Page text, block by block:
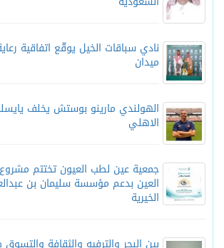
نادي سباقات الخيل يوقّع اتفاقية
ميدان
الهولندي مارينو بوستش يخلف
الاهلي
جمعية عين لطب العيون تختتم
العين بدعم مؤسسة سليمان بن
الخيرية